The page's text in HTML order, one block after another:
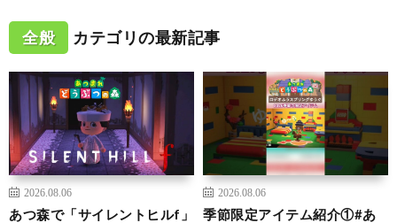
全般 カテゴリの最新記事
2026.08.06
あつ森で「サイレントヒルf」
2026.08.06
季節限定アイテム紹介①#あ